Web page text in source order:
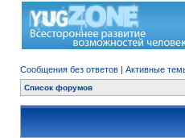
Сообщения без ответов | Активные
Список форумов